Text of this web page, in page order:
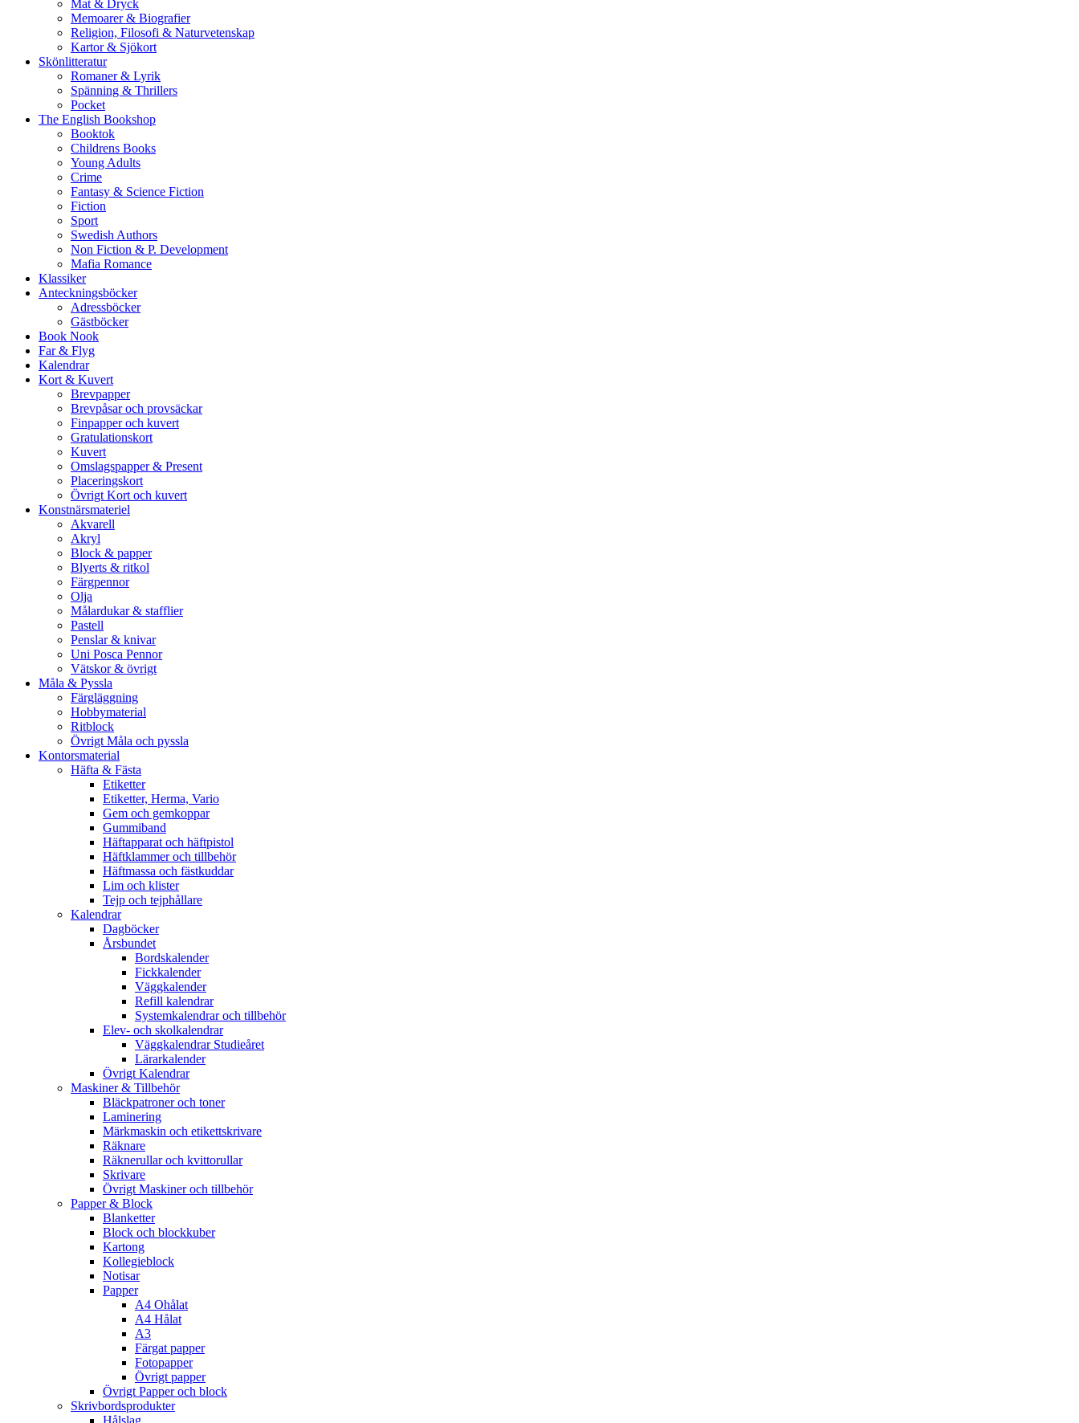
Mat & Dryck
Memoarer & Biografier
Religion, Filosofi & Naturvetenskap
Kartor & Sjökort
Skönlitteratur
Romaner & Lyrik
Spänning & Thrillers
Pocket
The English Bookshop
Booktok
Childrens Books
Young Adults
Crime
Fantasy & Science Fiction
Fiction
Sport
Swedish Authors
Non Fiction & P. Development
Mafia Romance
Klassiker
Anteckningsböcker
Adressböcker
Gästböcker
Book Nook
Far & Flyg
Kalendrar
Kort & Kuvert
Brevpapper
Brevpåsar och provsäckar
Finpapper och kuvert
Gratulationskort
Kuvert
Omslagspapper & Present
Placeringskort
Övrigt Kort och kuvert
Konstnärsmateriel
Akvarell
Akryl
Block & papper
Blyerts & ritkol
Färgpennor
Olja
Målardukar & stafflier
Pastell
Penslar & knivar
Uni Posca Pennor
Vätskor & övrigt
Måla & Pyssla
Färgläggning
Hobbymaterial
Ritblock
Övrigt Måla och pyssla
Kontorsmaterial
Häfta & Fästa
Etiketter
Etiketter, Herma, Vario
Gem och gemkoppar
Gummiband
Häftapparat och häftpistol
Häftklammer och tillbehör
Häftmassa och fästkuddar
Lim och klister
Tejp och tejphållare
Kalendrar
Dagböcker
Årsbundet
Bordskalender
Fickkalender
Väggkalender
Refill kalendrar
Systemkalendrar och tillbehör
Elev- och skolkalendrar
Väggkalendrar Studieåret
Lärarkalender
Övrigt Kalendrar
Maskiner & Tillbehör
Bläckpatroner och toner
Laminering
Märkmaskin och etikettskrivare
Räknare
Räknerullar och kvittorullar
Skrivare
Övrigt Maskiner och tillbehör
Papper & Block
Blanketter
Block och blockkuber
Kartong
Kollegieblock
Notisar
Papper
A4 Ohålat
A4 Hålat
A3
Färgat papper
Fotopapper
Övrigt papper
Övrigt Papper och block
Skrivbordsprodukter
Hålslag